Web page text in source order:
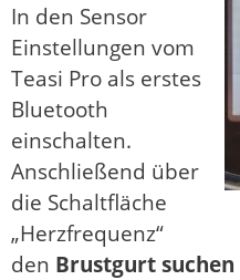
In den Sensor
Einstellungen vom
Teasi Pro als erstes
Bluetooth
einschalten.
Anschließend über
die Schaltfläche
„Herzfrequenz“
den Brustgurt suchen